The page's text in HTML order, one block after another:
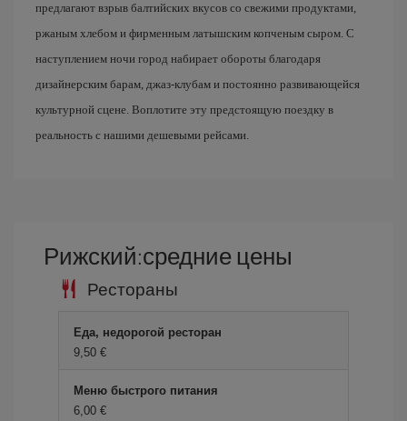
предлагают взрыв балтийских вкусов со свежими продуктами,
ржаным хлебом и фирменным латышским копченым сыром. С
наступлением ночи город набирает обороты благодаря
дизайнерским барам, джаз-клубам и постоянно развивающейся
культурной сцене. Воплотите эту предстоящую поездку в
реальность с нашими дешевыми рейсами.
Рижский:средние цены
Рестораны
Еда, недорогой ресторан
9,50 €
Меню быстрого питания
6,00 €